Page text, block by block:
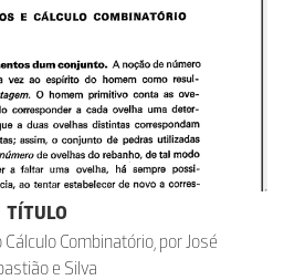
TÍTULO
Combinatório, por José
e Silva